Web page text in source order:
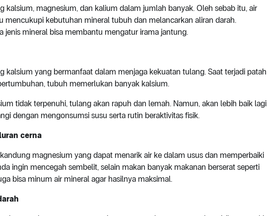
kalsium, magnesium, dan kalium dalam jumlah banyak. Oleh sebab itu, air
mencukupi kebutuhan mineral tubuh dan melancarkan aliran darah.
jenis mineral bisa membantu mengatur irama jantung.
kalsium yang bermanfaat dalam menjaga kekuatan tulang. Saat terjadi patah
tubuh memerlukan banyak kalsium.
tidak terpenuhi, tulang akan rapuh dan lemah. Namun, akan lebih baik lagi
dengan mengonsumsi susu serta rutin beraktivitas fisik.
cerna
magnesium yang dapat menarik air ke dalam usus dan memperbaiki
ingin mencegah sembelit, selain makan banyak makanan berserat seperti
bisa minum air mineral agar hasilnya maksimal.